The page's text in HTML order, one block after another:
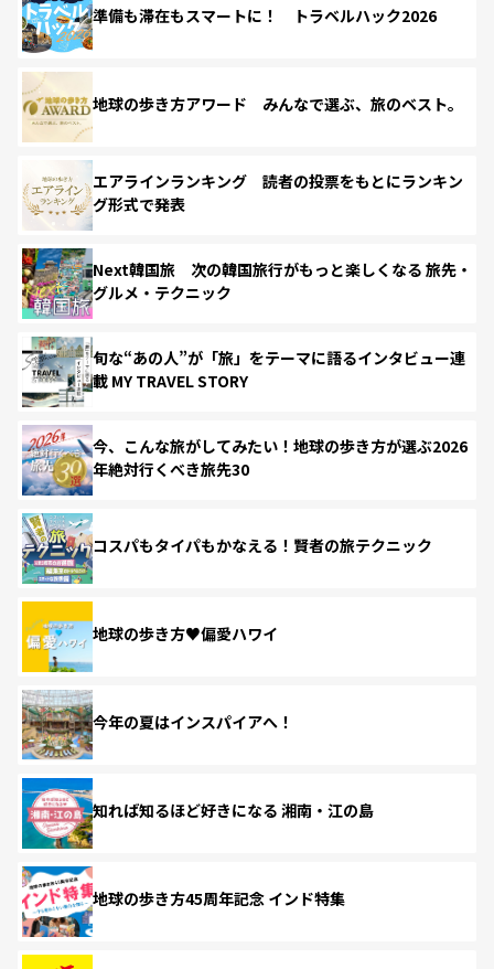
準備も滞在もスマートに！ トラベルハック2026
地球の歩き方アワード みんなで選ぶ、旅のベスト。
エアラインランキング 読者の投票をもとにランキン
グ形式で発表
Next韓国旅 次の韓国旅行がもっと楽しくなる 旅先・
グルメ・テクニック
旬な“あの人”が「旅」をテーマに語るインタビュー連
載 MY TRAVEL STORY
今、こんな旅がしてみたい！地球の歩き方が選ぶ2026
年絶対行くべき旅先30
コスパもタイパもかなえる！賢者の旅テクニック
地球の歩き方♥偏愛ハワイ
今年の夏はインスパイアへ！
知れば知るほど好きになる 湘南・江の島
地球の歩き方45周年記念 インド特集